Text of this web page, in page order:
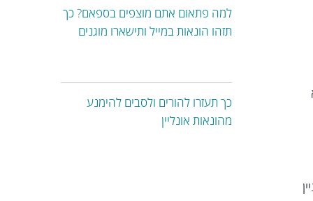
למה פתאום אתם מוצפים בספאם? כך
תזהו הונאות במייל ותישארו מוגנים
כך תעזרו להורים ולסבים להימנע
מהונאות אונליין